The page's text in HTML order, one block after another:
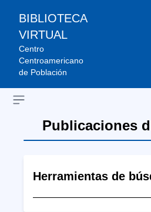
BIBLIOTECA
VIRTUAL
Centro
Centroamericano
de Población
Open sidebar
Publicaciones
Herramientas de